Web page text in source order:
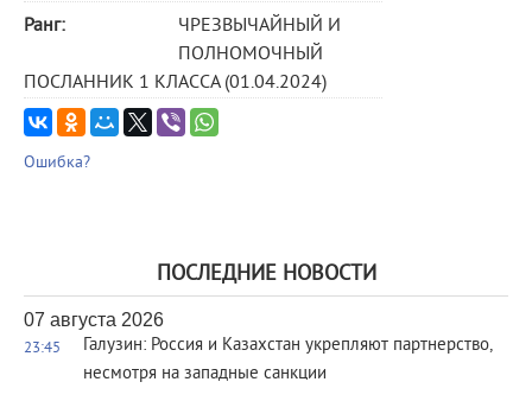
Ранг:
ЧРЕЗВЫЧАЙНЫЙ И
ПОЛНОМОЧНЫЙ
ПОСЛАННИК 1 КЛАССА (01.04.2024)
Ошибка?
ПОСЛЕДНИЕ НОВОСТИ
07 августа 2026
23:45
Галузин: Россия и Казахстан укрепляют партнерство,
несмотря на западные санкции